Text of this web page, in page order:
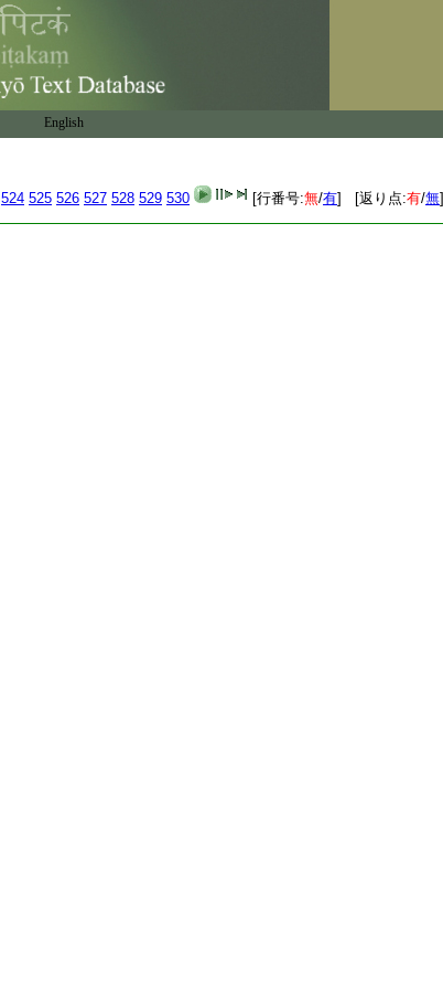
English
524 525 526 527 528 529 530 [行番号:無/有] [返り点:有/無]